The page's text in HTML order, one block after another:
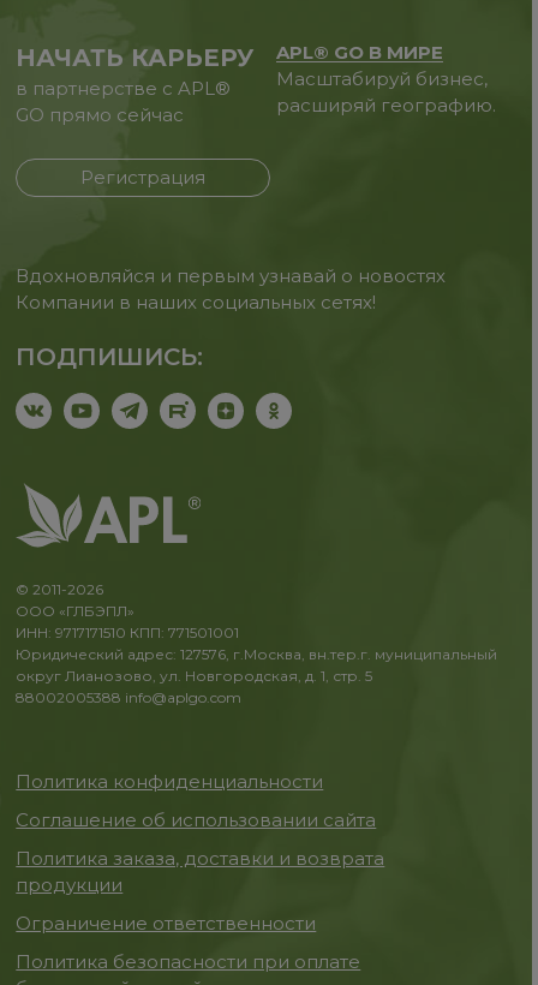
НАЧАТЬ КАРЬЕРУ
в партнерстве с APL®
GO прямо сейчас
Регистрация
APL® GO В МИРЕ
Масштабируй бизнес,
расширяй географию.
Вдохновляйся и первым узнавай о новостях
Компании в наших социальных сетях!
ПОДПИШИСЬ:
© 2011-2026
ООО «ГЛБЭПЛ»
ИНН: 9717171510 КПП: 771501001
Юридический адрес: 127576, г.Москва, вн.тер.г. муниципальный
округ Лианозово, ул. Новгородская, д. 1, стр. 5
88002005388 info@aplgo.com
Политика конфиденциальности
Соглашение об использовании сайта
Политика заказа, доставки и возврата
продукции
Ограничение ответственности
Политика безопасности при оплате